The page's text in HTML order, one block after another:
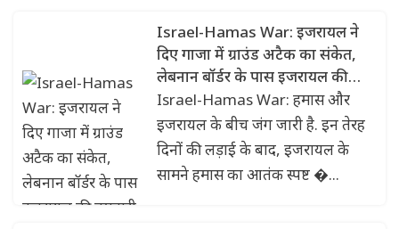
Israel-Hamas War: इजरायल ने
दिए गाजा में ग्राउंड अटैक का संकेत,
लेबनान बॉर्डर के पास इजरायल की
बमबारी
Israel-Hamas War: हमास और
इजरायल के बीच जंग जारी है. इन तेरह
दिनों की लड़ाई के बाद, इजरायल के
सामने हमास का आतंक स्पष्ट �...